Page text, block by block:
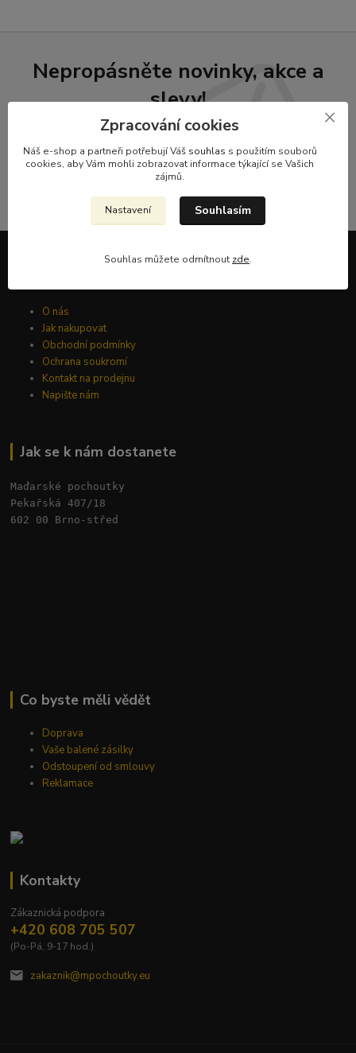
Nepropásněte novinky, akce a
slevy!
Přihlásit se
zpracováním osobních údajů
Můžete se kdykoli odhlásit. Zasíláme jednou za 14 dní.
O nás
Jak nakupovat
Obchodní podmínky
Ochrana soukromí
Kontakt na prodejnu
Napište nám
Jak se k nám dostanete
Maďarské pochoutky
Pekařská 407/18
602 00 Brno-střed
Co byste měli vědět
Doprava
Vaše balené zásilky
Odstoupení od smlouvy
Reklamace
Kontakty
Zákaznická podpora
+420 608 705 507
(Po-Pá, 9-17 hod.)
zakaznik@mpochoutky.eu
Zpracování cookies
Náš e-shop a partneři potřebují Váš souhlas s použitím souborů
cookies, aby Vám mohli zobrazovat informace týkající se Vašich
zájmů.
Nastavení Souhlasím
Souhlas můžete odmítnout zde.